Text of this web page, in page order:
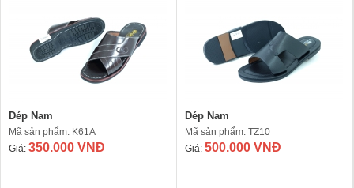
Dép Nam
Mã sản phẩm: K61A
Giá: 350.000 VNĐ
Dép Nam
Mã sản phẩm: TZ10
Giá: 500.000 VNĐ